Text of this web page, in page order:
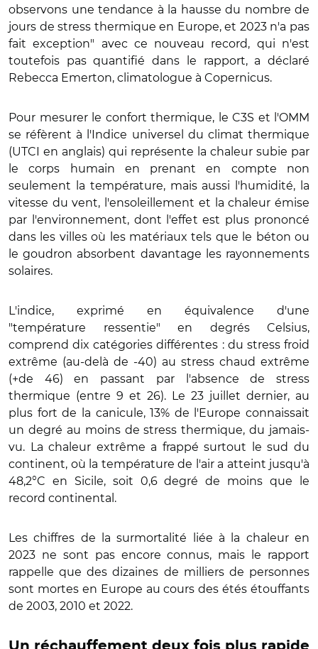
observons une tendance à la hausse du nombre de
jours de stress thermique en Europe, et 2023 n'a pas
fait exception" avec ce nouveau record, qui n'est
toutefois pas quantifié dans le rapport, a déclaré
Rebecca Emerton, climatologue à Copernicus.
Pour mesurer le confort thermique, le C3S et l'OMM
se réfèrent à l'Indice universel du climat thermique
(UTCI en anglais) qui représente la chaleur subie par
le corps humain en prenant en compte non
seulement la température, mais aussi l'humidité, la
vitesse du vent, l'ensoleillement et la chaleur émise
par l'environnement, dont l'effet est plus prononcé
dans les villes où les matériaux tels que le béton ou
le goudron absorbent davantage les rayonnements
solaires.
L'indice, exprimé en équivalence d'une
"température ressentie" en degrés Celsius,
comprend dix catégories différentes : du stress froid
extrême (au-delà de -40) au stress chaud extrême
(+de 46) en passant par l'absence de stress
thermique (entre 9 et 26). Le 23 juillet dernier, au
plus fort de la canicule, 13% de l'Europe connaissait
un degré au moins de stress thermique, du jamais-
vu. La chaleur extrême a frappé surtout le sud du
continent, où la température de l'air a atteint jusqu'à
48,2°C en Sicile, soit 0,6 degré de moins que le
record continental.
Les chiffres de la surmortalité liée à la chaleur en
2023 ne sont pas encore connus, mais le rapport
rappelle que des dizaines de milliers de personnes
sont mortes en Europe au cours des étés étouffants
de 2003, 2010 et 2022.
Un réchauffement deux fois plus rapide